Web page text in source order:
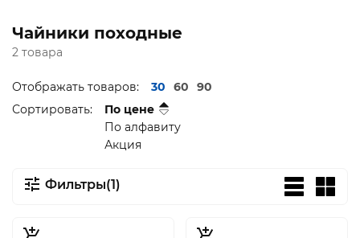
Чайники походные
2 товара
Отображать товаров: 30 60
90
Сортировать:
По цене
По алфавиту
Акция
Фильтры(1)